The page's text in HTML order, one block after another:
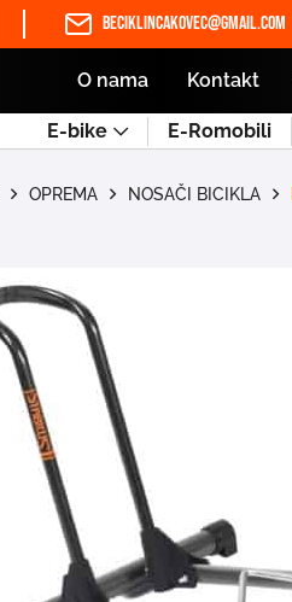
beciklincakovec@gmail.com
O nama Kontakt
E-bike E-Romobili
OPREMA NOSAČI BICIKLA